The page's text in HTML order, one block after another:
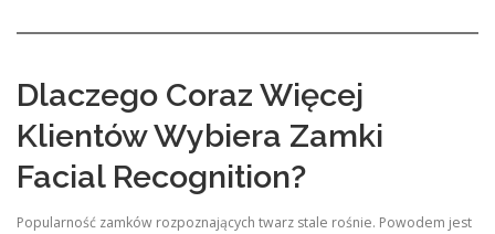
Dlaczego Coraz Więcej
Klientów Wybiera Zamki
Facial Recognition?
Popularność zamków rozpoznających twarz stale rośnie. Powodem jest